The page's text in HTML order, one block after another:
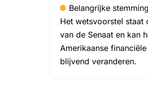
Belangrijke
Het wetsvoorstel staat
van de Senaat en kan
Amerikaanse
blijvend veranderen.